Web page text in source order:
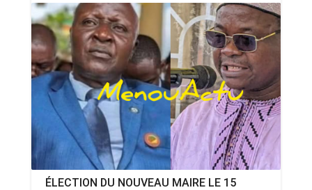
ÉLECTION DU NOUVEAU MAIRE LE 15